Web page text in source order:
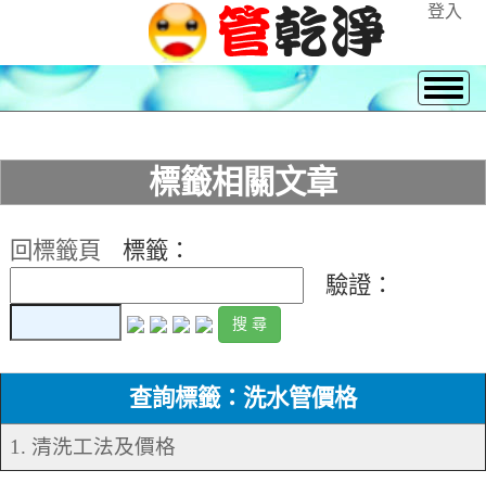
登入
標籤相關文章
回標籤頁
標籤：
驗證：
查詢標籤：洗水管價格
1. 清洗工法及價格